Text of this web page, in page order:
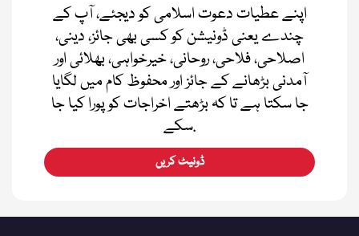
اپنے عطیات دعوت اسلامی کو دیجئے، آپ کے
چندے یعنی ڈونیشن کو کسی بھی جائز، دینی،
اصلاحی، فلاحی، روحانی، خیرخواہی، بھلائی اور
آمدنی بڑھانے کے جائز اور محفوظ کام میں لگایا
جا سکتا ہے تا کہ بڑھتے اخراجات کو پورا کیا جا
سکے.
ڈونیٹ کریں